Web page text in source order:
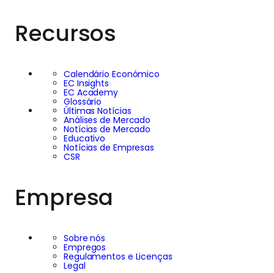
Recursos
Calendário Económico
EC Insights
EC Academy
Glossário
Últimas Notícias
Análises de Mercado
Notícias de Mercado
Educativo
Notícias de Empresas
CSR
Empresa
Sobre nós
Empregos
Regulamentos e Licenças
Legal